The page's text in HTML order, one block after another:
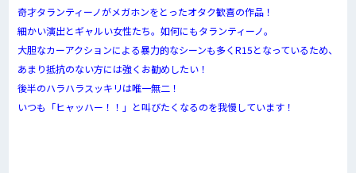
奇才タランティーノがメガホンをとったオタク歓喜の作品！
細かい演出とギャルい女性たち。如何にもタランティーノ。
大胆なカーアクションによる暴力的なシーンも多くR15となっているため、
あまり抵抗のない方には強くお勧めしたい！
後半のハラハラスッキリは唯一無二！
いつも「ヒャッハー！！」と叫びたくなるのを我慢しています！